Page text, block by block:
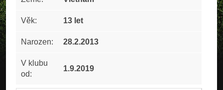
Věk: 13 let
Narozen: 28.2.2013
V klubu
od:
1.9.2019